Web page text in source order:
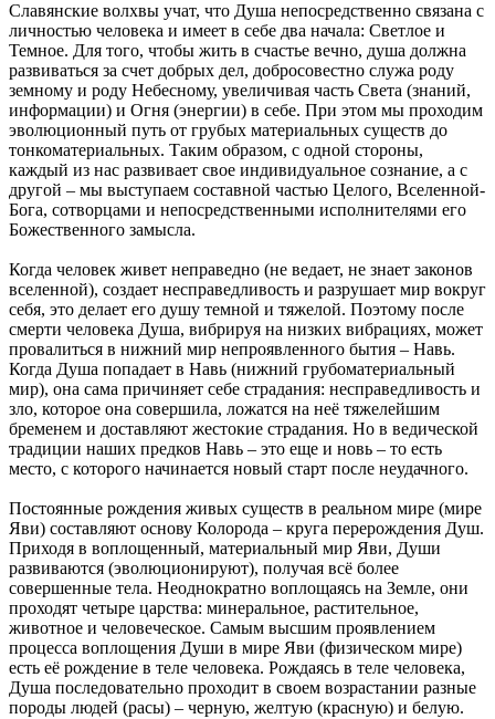
Славянские волхвы учат, что Душа непосредственно связана с
личностью человека и имеет в себе два начала: Светлое и
Темное. Для того, чтобы жить в счастье вечно, душа должна
развиваться за счет добрых дел, добросовестно служа роду
земному и роду Небесному, увеличивая часть Света (знаний,
информации) и Огня (энергии) в себе. При этом мы проходим
эволюционный путь от грубых материальных существ до
тонкоматериальных. Таким образом, с одной стороны,
каждый из нас развивает свое индивидуальное сознание, а с
другой – мы выступаем составной частью Целого, Вселенной-
Бога, сотворцами и непосредственными исполнителями его
Божественного замысла.
Когда человек живет неправедно (не ведает, не знает законов
вселенной), создает несправедливость и разрушает мир вокруг
себя, это делает его душу темной и тяжелой. Поэтому после
смерти человека Душа, вибрируя на низких вибрациях, может
провалиться в нижний мир непроявленного бытия – Навь.
Когда Душа попадает в Навь (нижний грубоматериальный
мир), она сама причиняет себе страдания: несправедливость и
зло, которое она совершила, ложатся на неё тяжелейшим
бременем и доставляют жестокие страдания. Но в ведической
традиции наших предков Навь – это еще и новь – то есть
место, с которого начинается новый старт после неудачного.
Постоянные рождения живых существ в реальном мире (мире
Яви) составляют основу Колорода – круга перерождения Душ.
Приходя в воплощенный, материальный мир Яви, Души
развиваются (эволюционируют), получая всё более
совершенные тела. Неоднократно воплощаясь на Земле, они
проходят четыре царства: минеральное, растительное,
животное и человеческое. Самым высшим проявлением
процесса воплощения Души в мире Яви (физическом мире)
есть её рождение в теле человека. Рождаясь в теле человека,
Душа последовательно проходит в своем возрастании разные
породы людей (расы) – черную, желтую (красную) и белую.